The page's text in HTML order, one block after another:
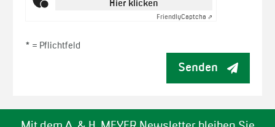
Hier klicken
FriendlyCaptcha ⇗
* = Pflichtfeld
Senden